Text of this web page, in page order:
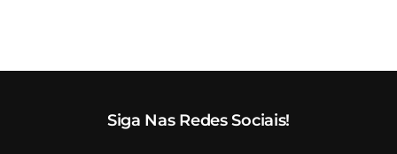
Siga Nas Redes Sociais!